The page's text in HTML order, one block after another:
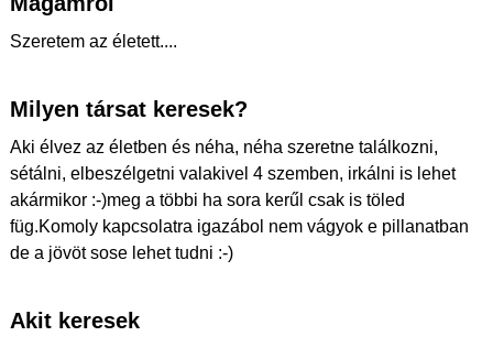
Szeretem az életett....
Milyen társat keresek?
Aki élvez az életben és néha, néha szeretne találkozni,
sétálni, elbeszélgetni valakivel 4 szemben, irkálni is lehet
akármikor :-)meg a többi ha sora kerűl csak is töled
füg.Komoly kapcsolatra igazábol nem vágyok e pillanatban
de a jövöt sose lehet tudni :-)
Akit keresek